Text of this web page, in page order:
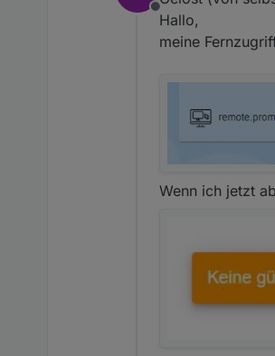
Offline
Hallo,
meine
Wenn ich jetzt